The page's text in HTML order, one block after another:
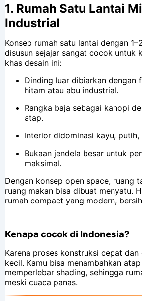
1. Rumah Satu Lantai
Industrial
Konsep rumah satu lantai dengan
disusun sejajar sangat cocok untuk
khas desain ini:
Dinding luar dibiarkan dengan
hitam atau abu industrial.
Rangka baja sebagai kanopi
atap.
Interior didominasi kayu, putih,
Bukaan jendela besar untuk
maksimal.
Dengan konsep open space, ruang
ruang makan bisa dibuat menyatu.
rumah compact yang modern,
Kenapa cocok di Indonesia?
Karena proses konstruksi cepat
kecil. Kamu bisa menambahkan
memperlebar shading, sehingga
meski cuaca panas.